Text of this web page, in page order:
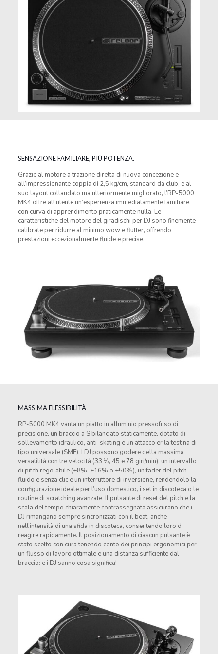
SENSAZIONE FAMILIARE, PIÙ POTENZA.
Grazie al motore a trazione diretta di nuova concezione e
all’impressionante coppia di 2,5 kg/cm, standard da club, e al
suo layout collaudato ma ulteriormente migliorato, l’RP-5000
MK4 offre all’utente un’esperienza immediatamente familiare,
con curva di apprendimento praticamente nulla. Le
caratteristiche del motore del giradischi per DJ sono finemente
calibrate per ridurre al minimo wow e flutter, offrendo
prestazioni eccezionalmente fluide e precise.
MASSIMA FLESSIBILITÀ
RP-5000 MK4 vanta un piatto in alluminio pressofuso di
precisione, un braccio a S bilanciato staticamente, dotato di
sollevamento idraulico, anti-skating e un attacco er la testina di
tipo universale (SME). I DJ possono godere della massima
versatilità con tre velocità (33 ⅓, 45 e 78 giri/min), un intervallo
di pitch regolabile (±8%, ±16% o ±50%), un fader del pitch
fluido e senza clic e un interruttore di inversione, rendendolo la
configurazione ideale per l’uso domestico, i set in discoteca o le
routine di scratching avanzate. Il pulsante di reset del pitch e la
scala del tempo chiaramente contrassegnata assicurano che i
DJ rimangano sempre sincronizzati con il beat, anche
nell’intensità di una sfida in discoteca, consentendo loro di
reagire rapidamente. Il posizionamento di ciascun pulsante è
stato scelto con cura tenendo conto dei principi ergonomici per
un flusso di lavoro ottimale e una distanza sufficiente dal
braccio: e i DJ sanno cosa significa!